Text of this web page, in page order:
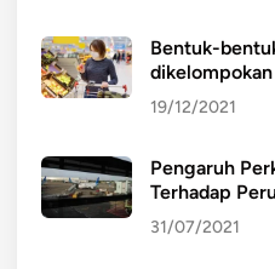
Bentuk-
19/12/2021
Pengaruh
Terhadap
31/07/2021